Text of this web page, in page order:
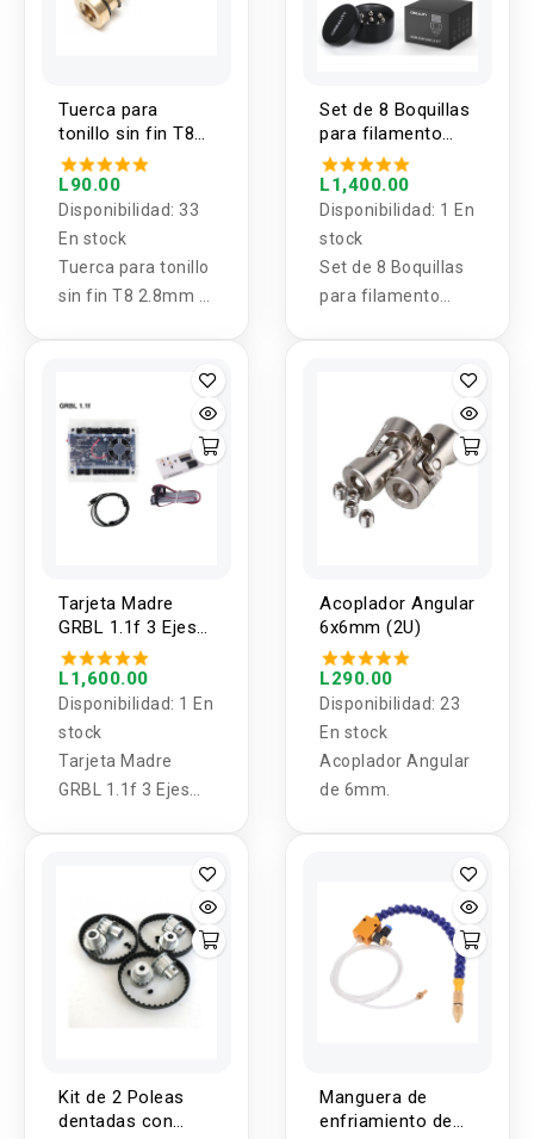
Tuerca para
tonillo sin fin T8
2.8mm + Resorte
Kit
L90.00
Disponibilidad: 33
En stock
Tuerca para tonillo
sin fin T8 2.8mm +
Set de 8 Boquillas
para filamento
CREALITY
L1,400.00
Disponibilidad: 1 En
stock
Set de 8 Boquillas
para filamento
Tarjeta Madre
GRBL 1.1f 3 Ejes
para CNC
L1,600.00
Disponibilidad: 1 En
stock
Tarjeta Madre
GRBL 1.1f 3 Ejes
Acoplador Angular
6x6mm (2U)
L290.00
Disponibilidad: 23
En stock
Acoplador Angular
de 6mm.
Kit de 2 Poleas
dentadas con
Manguera de
enfriamiento de